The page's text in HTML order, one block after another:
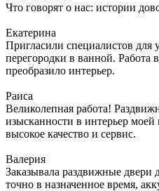
Что говорят о нас: истории
Екатерина
Пригласили специалистов для
перегородки в ванной. Работа
преобразило интерьер.
Раиса
Великолепная работа!
изысканности в интерьер моей
высокое качество и сервис.
Валерия
Заказывала раздвижные двери
точно в назначенное время,